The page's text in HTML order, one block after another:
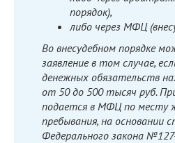
порядок),
либо через МФЦ
Во внесудебном порядке
заявление в том случае,
денежных обязательств
от 50 до 500 тысяч руб.
подается в МФЦ по месту
пребывания, на основании
Федерального закона